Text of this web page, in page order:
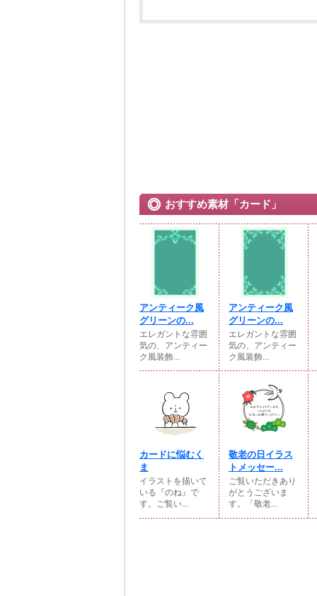
おすすめ素材「カード」
アンティーク風
グリーンの...
エレガントな雰囲
気の、アンティー
ク風装飾...
アンティーク風
グリーンの...
エレガントな雰囲
気の、アンティー
ク風装飾...
カードに悩むく
ま
イラストを描いて
いる『のね』で
す。ご覧い...
敬老の日イラス
トメッセー...
ご覧いただきあり
がとうございま
す。「敬老...